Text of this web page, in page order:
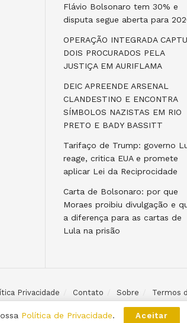
Flávio Bolsonaro tem 30% e
disputa segue aberta para
OPERAÇÃO INTEGRADA
DOIS PROCURADOS PELA
JUSTIÇA EM AURIFLAMA
DEIC APREENDE ARSENAL
CLANDESTINO E ENCONTRA
SÍMBOLOS NAZISTAS EM RIO
PRETO E BADY BASSITT
Tarifaço de Trump: governo
reage, critica EUA e promete
aplicar Lei da Reciprocidade
Carta de Bolsonaro: por que
Moraes proibiu divulgação e
a diferença para as cartas de
Lula na prisão
Privacidade Contato Sobre Termos
Política de Privacidade. Aceitar